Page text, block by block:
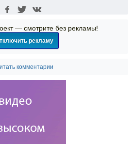
— смотрите без рекламы!
рекламу
комментарии